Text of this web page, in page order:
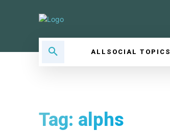
ALLSOCIAL TOPICS
Tag: alphs